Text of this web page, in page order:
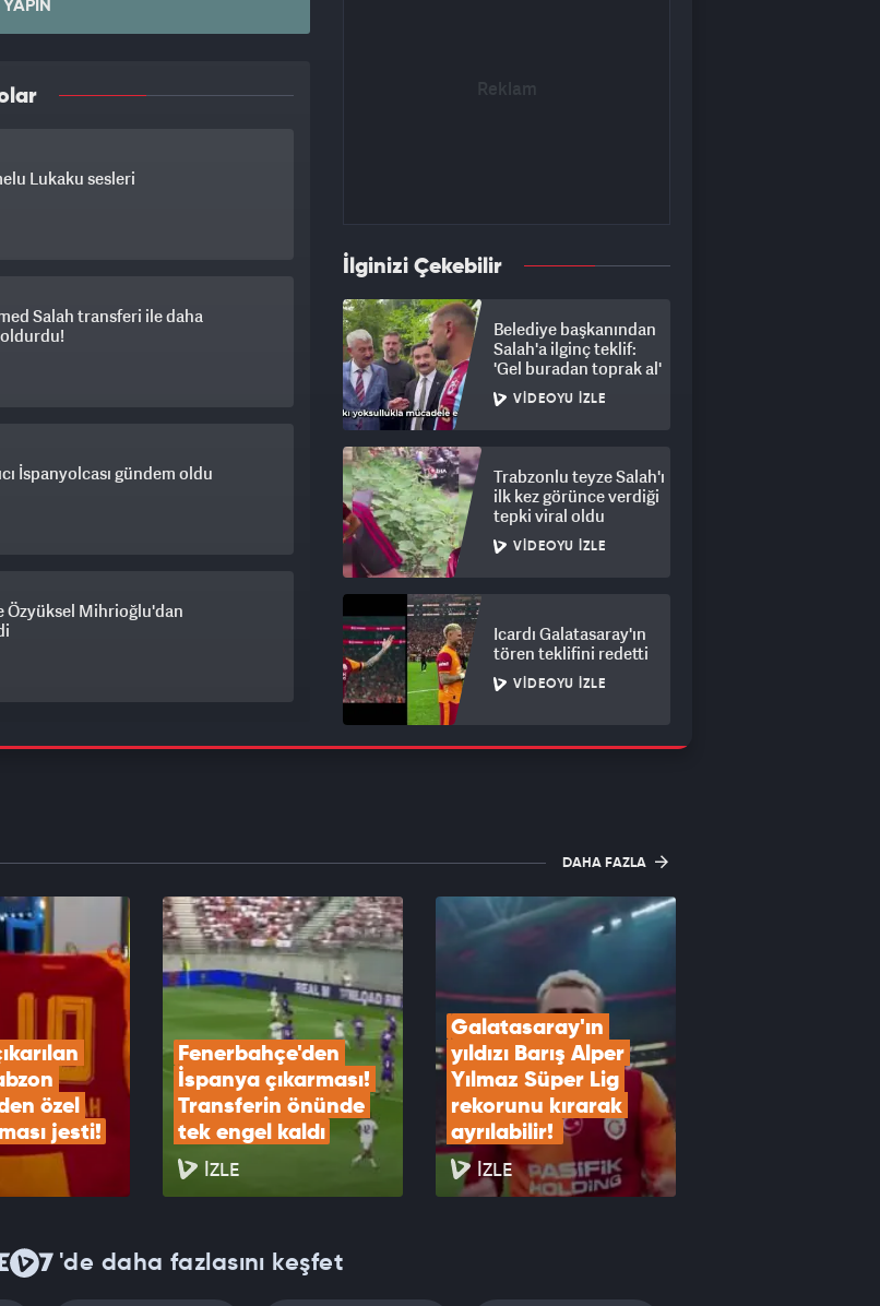
Lukaku sesleri
Salah transferi ile daha
İspanyolcası gündem oldu
Özyüksel Mihrioğlu'dan
Lig'e gelmek istiyor
İlginizi Çekebilir
Belediye başkanından
Salah'a ilginç teklif:
'Gel buradan toprak al'
VIDEOYU İZLE
Trabzonlu teyze Salah'ı
ilk kez görünce verdiği
tepki viral oldu
VIDEOYU İZLE
Icardı Galatasaray'ın
tören teklifini redetti
VIDEOYU İZLE
DAHA FAZLA
özel
jesti!
Fenerbahçe'den
İspanya çıkarması!
Transferin önünde
tek engel kaldı
İZLE
Galatasaray'ın
yıldızı Barış Alper
Yılmaz Süper Lig
rekorunu kırarak
ayrılabilir!
İZLE
'de daha fazlasını keşfet